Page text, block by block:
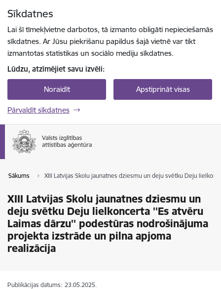
Sīkdatnes
Lai šī tīmekļvietne darbotos, tā izmanto obligāti nepieciešamās
sīkdatnes. Ar Jūsu piekrišanu papildus šajā vietnē var tikt
izmantotas statistikas un sociālo mediju sīkdatnes.
Lūdzu, atzīmējiet savu izvēli:
Noraidīt Apstiprināt visas
Pārvaldīt sīkdatnes
Sākums XIII Latvijas Skolu jaunatnes dziesmu un deju svētku Deju
XIII Latvijas Skolu jaunatnes dziesmu un
deju svētku Deju lielkoncerta ''Es atvēru
Laimas dārzu'' podestūras nodrošinājuma
projekta izstrāde un pilna apjoma
realizācija
Publikācijas datums: 23.05.2025.